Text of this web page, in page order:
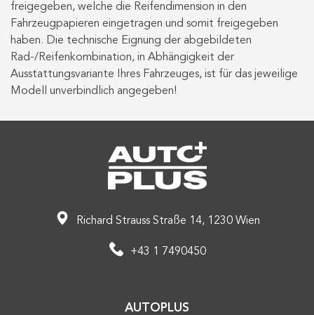
freigegeben, welche die Reifendimension in den
Fahrzeugpapieren eingetragen und somit freigegeben
haben. Die technische Eignung der abgebildeten
Rad-/Reifenkombination, in Abhängigkeit der
Ausstattungsvariante Ihres Fahrzeuges, ist für das jeweilige
Modell unverbindlich angegeben!
Richard Strauss Straße 14, 1230 Wien
+43 1 7490450
AUTOPLUS